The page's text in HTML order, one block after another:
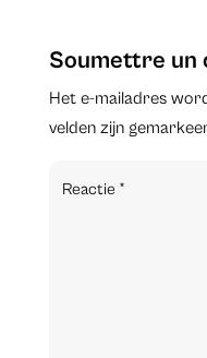
Soumettre un
Het e-mailadres
velden zijn